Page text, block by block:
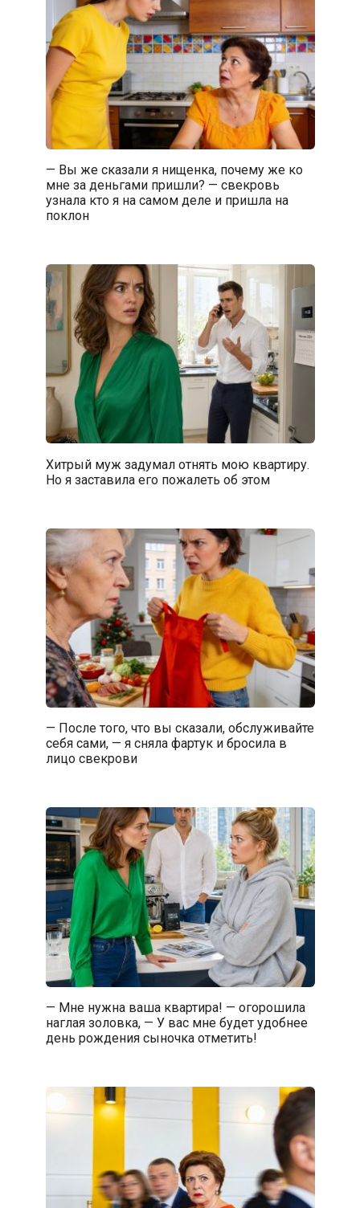
— Вы же сказали я нищенка, почему же ко
мне за деньгами пришли? — свекровь
узнала кто я на самом деле и пришла на
поклон
Хитрый муж задумал отнять мою квартиру.
Но я заставила его пожалеть об этом
— После того, что вы сказали, обслуживайте
себя сами, — я сняла фартук и бросила в
лицо свекрови
— Мне нужна ваша квартира! — огорошила
наглая золовка, — У вас мне будет удобнее
день рождения сыночка отметить!